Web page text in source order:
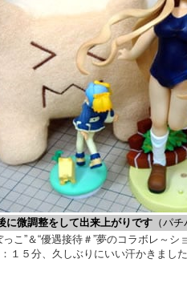
に微調整をして出来上がりです（パチ
っこ”＆“優遇接待＃”夢のコラボレ～シ
１５分、久しぶりにいい汗かきまし